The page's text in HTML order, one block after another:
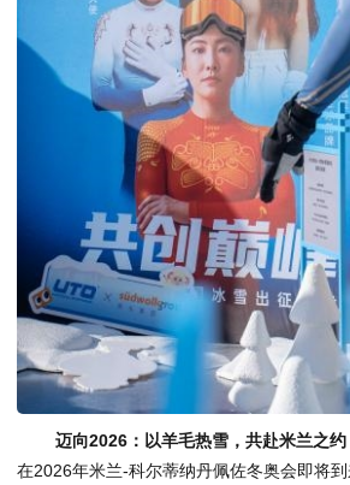
迈向2026：以羊毛热雪，共赴米兰之约
在2026年米兰-科尔蒂纳丹佩佐冬奥会即将